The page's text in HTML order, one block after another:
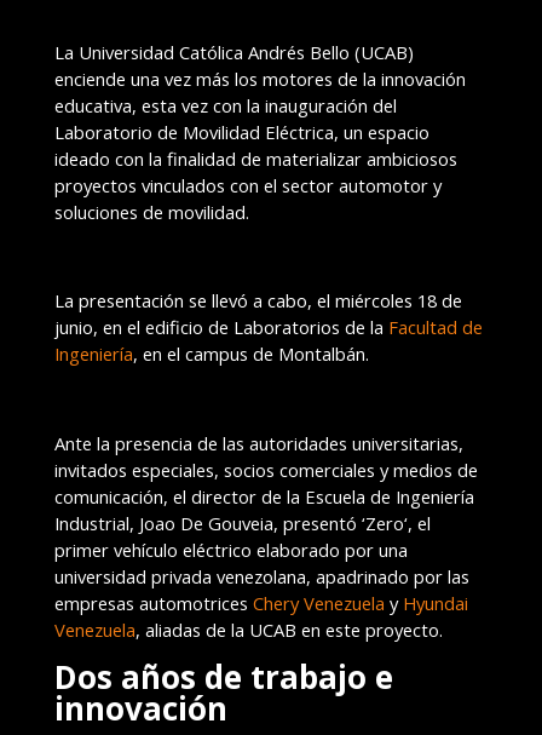
La Universidad Católica Andrés Bello (UCAB)
enciende una vez más los motores de la innovación
educativa, esta vez con la inauguración del
Laboratorio de Movilidad Eléctrica, un espacio
ideado con la finalidad de materializar ambiciosos
proyectos vinculados con el sector automotor y
soluciones de movilidad.
La presentación se llevó a cabo, el miércoles 18 de
junio, en el edificio de Laboratorios de la Facultad de
Ingeniería, en el campus de Montalbán.
Ante la presencia de las autoridades universitarias,
invitados especiales, socios comerciales y medios de
comunicación, el director de la Escuela de Ingeniería
Industrial, Joao De Gouveia, presentó ‘Zero‘, el
primer vehículo eléctrico elaborado por una
universidad privada venezolana, apadrinado por las
empresas automotrices Chery Venezuela y Hyundai
Venezuela, aliadas de la UCAB en este proyecto.
Dos años de trabajo e
innovación